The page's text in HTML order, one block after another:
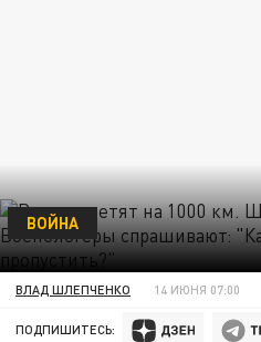
ВОЙНА
ВЛАД ШЛЕПЧЕНКО 14 ИЮНЯ 07:00
ПОДПИШИТЕСЬ: